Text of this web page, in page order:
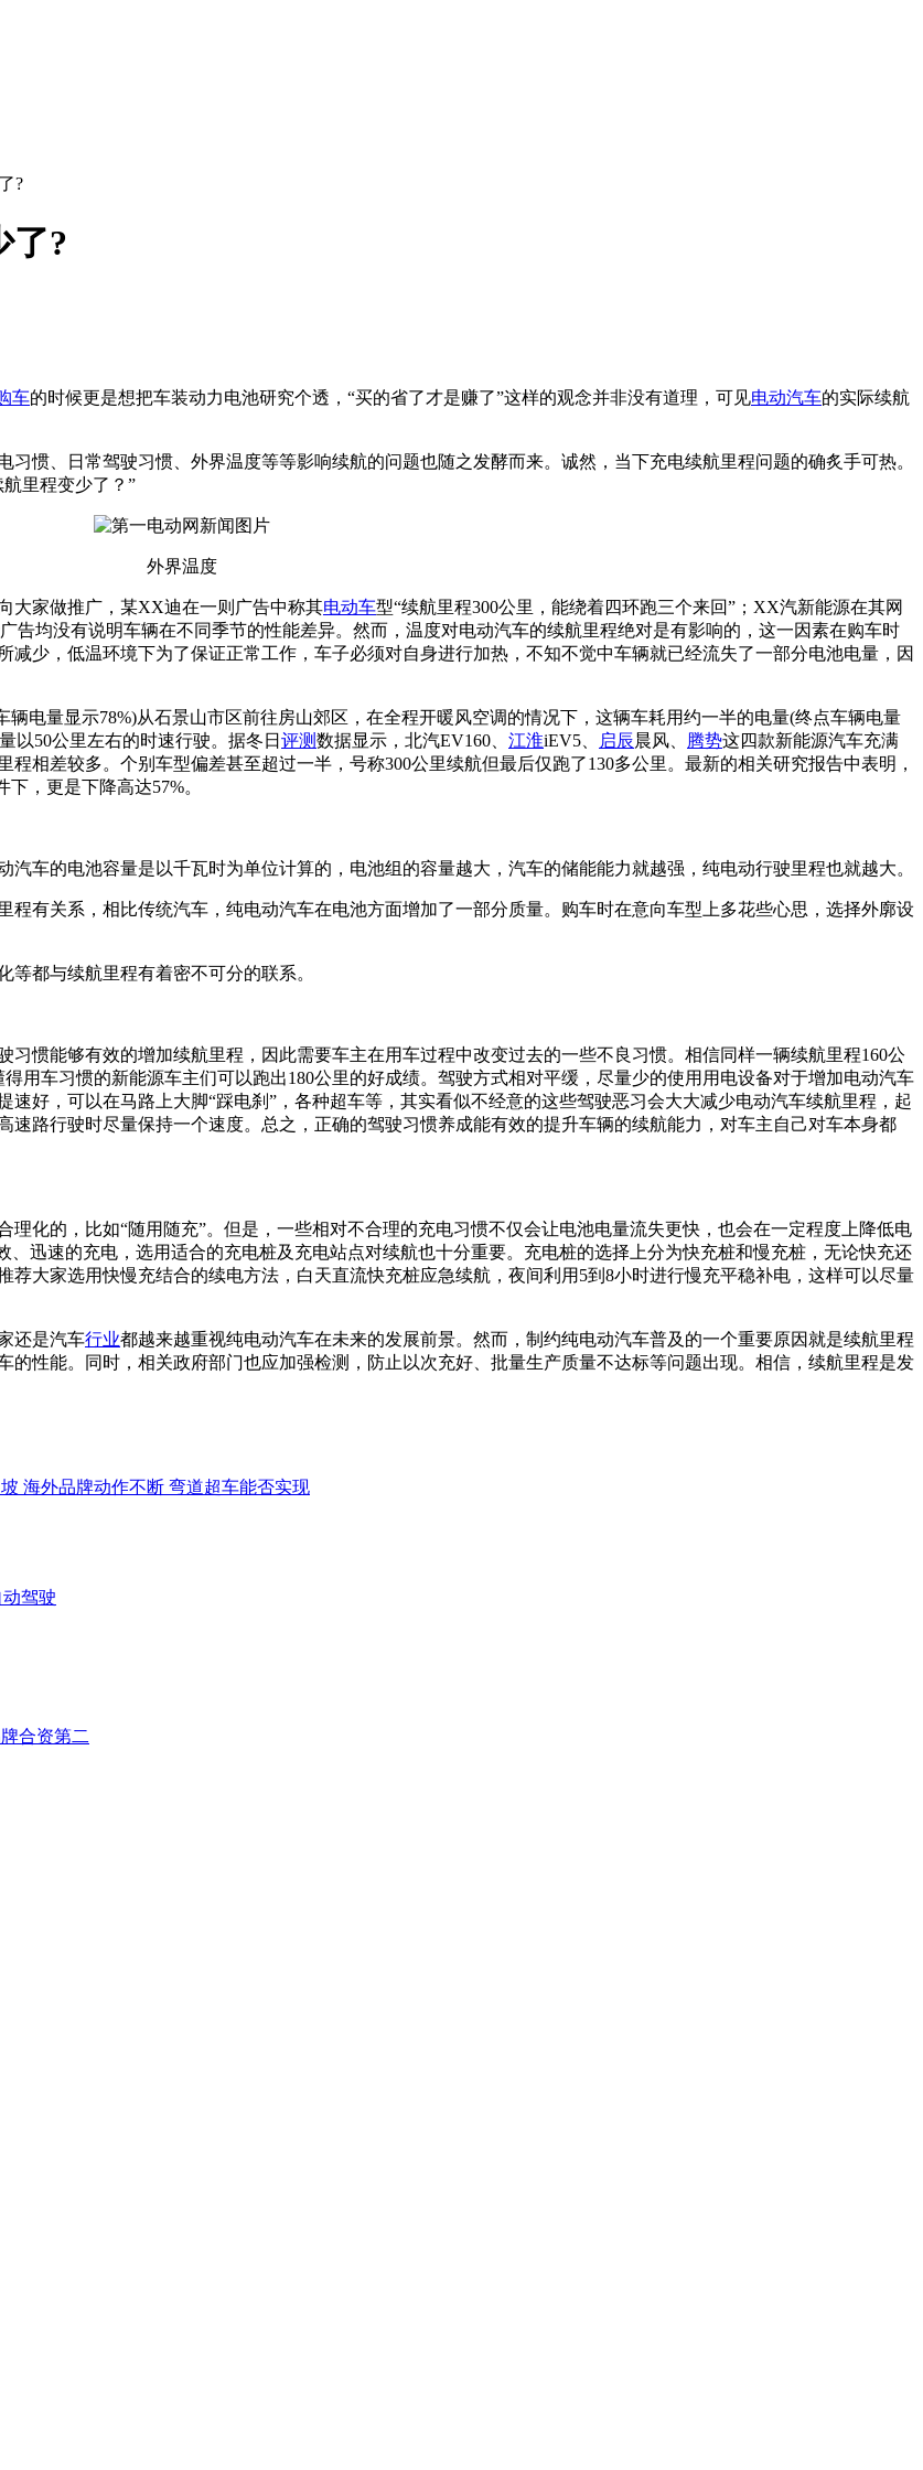
?
了?
车的时候更是想把车装动力电池研究个透，“买的省了才是赚了”这样的观念并非没有道理，可见电动汽车的实际续航
习惯、日常驾驶习惯、外界温度等等影响续航的问题也随之发酵而来。诚然，当下充电续航里程问题的确炙手可热。
里程变少了？”
外界温度
家做推广，某XX迪在一则广告中称其电动车型“续航里程300公里，能绕着四环跑三个来回”；XX汽新能源在其网
告均没有说明车辆在不同季节的性能差异。然而，温度对电动汽车的续航里程绝对是有影响的，这一因素在购车时
少，低温环境下为了保证正常工作，车子必须对自身进行加热，不知不觉中车辆就已经流失了一部分电池电量，因
辆电量显示78%)从石景山市区前往房山郊区，在全程开暖风空调的情况下，这辆车耗用约一半的电量(终点车辆电量
以50公里左右的时速行驶。据冬日 评测数据显示，北汽EV160、 江淮iEV5、 启辰晨风、 腾势这四款新能源汽车充满
相差较多。个别车型偏差甚至超过一半，号称300公里续航但最后仅跑了130多公里。最新的相关研究报告中表明，
，更是下降高达57%。
的电池容量是以千瓦时为单位计算的，电池组的容量越大，汽车的储能能力就越强，纯电动行驶里程也就越大。
关系，相比传统汽车，纯电动汽车在电池方面增加了一部分质量。购车时在意向车型上多花些心思，选择外廓设
都与续航里程有着密不可分的联系。
能够有效的增加续航里程，因此需要车主在用车过程中改变过去的一些不良习惯。相信同样一辆续航里程160公
用车习惯的新能源车主们可以跑出180公里的好成绩。驾驶方式相对平缓，尽量少的使用用电设备对于增加电动汽车
好，可以在马路上大脚“踩电刹”，各种超车等，其实看似不经意的这些驾驶恶习会大大减少电动汽车续航里程，起
路行驶时尽量保持一个速度。总之，正确的驾驶习惯养成能有效的提升车辆的续航能力，对车主自己对车本身都
的，比如“随用随充”。但是，一些相对不合理的充电习惯不仅会让电池电量流失更快，也会在一定程度上降低电
迅速的充电，选用适合的充电桩及充电站点对续航也十分重要。充电桩的选择上分为快充桩和慢充桩，无论快充还
大家选用快慢充结合的续电方法，白天直流快充桩应急续航，夜间利用5到8小时进行慢充平稳补电，这样可以尽量
还是汽车行业都越来越重视纯电动汽车在未来的发展前景。然而，制约纯电动汽车普及的一个重要原因就是续航里程
性能。同时，相关政府部门也应加强检测，防止以次充好、批量生产质量不达标等问题出现。相信，续航里程是发
海外品牌动作不断 弯道超车能否实现
驾驶
合资第二